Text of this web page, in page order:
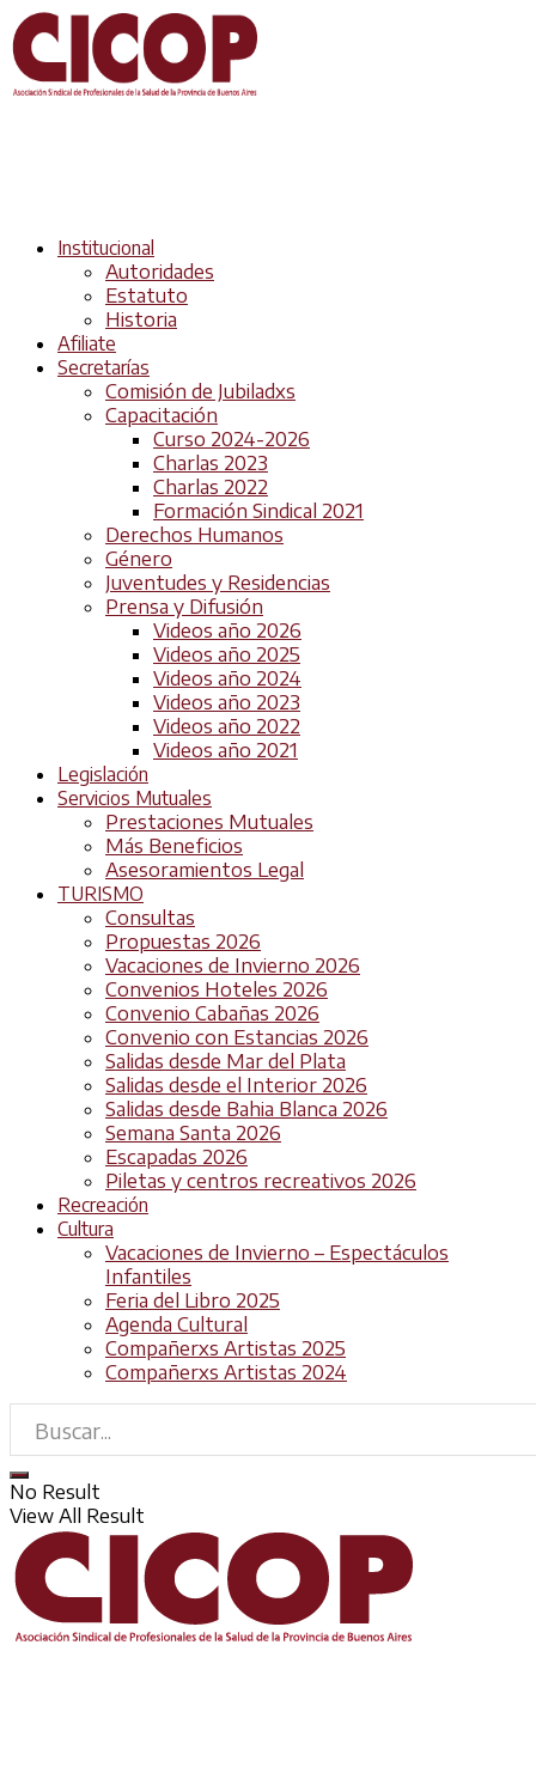
Institucional
Autoridades
Estatuto
Historia
Afiliate
Secretarías
Comisión de Jubiladxs
Capacitación
Curso 2024-2026
Charlas 2023
Charlas 2022
Formación Sindical 2021
Derechos Humanos
Género
Juventudes y Residencias
Prensa y Difusión
Videos año 2026
Videos año 2025
Videos año 2024
Videos año 2023
Videos año 2022
Videos año 2021
Legislación
Servicios Mutuales
Prestaciones Mutuales
Más Beneficios
Asesoramientos Legal
TURISMO
Consultas
Propuestas 2026
Vacaciones de Invierno 2026
Convenios Hoteles 2026
Convenio Cabañas 2026
Convenio con Estancias 2026
Salidas desde Mar del Plata
Salidas desde el Interior 2026
Salidas desde Bahia Blanca 2026
Semana Santa 2026
Escapadas 2026
Piletas y centros recreativos 2026
Recreación
Cultura
Vacaciones de Invierno – Espectáculos
Infantiles
Feria del Libro 2025
Agenda Cultural
Compañerxs Artistas 2025
Compañerxs Artistas 2024
No Result
View All Result